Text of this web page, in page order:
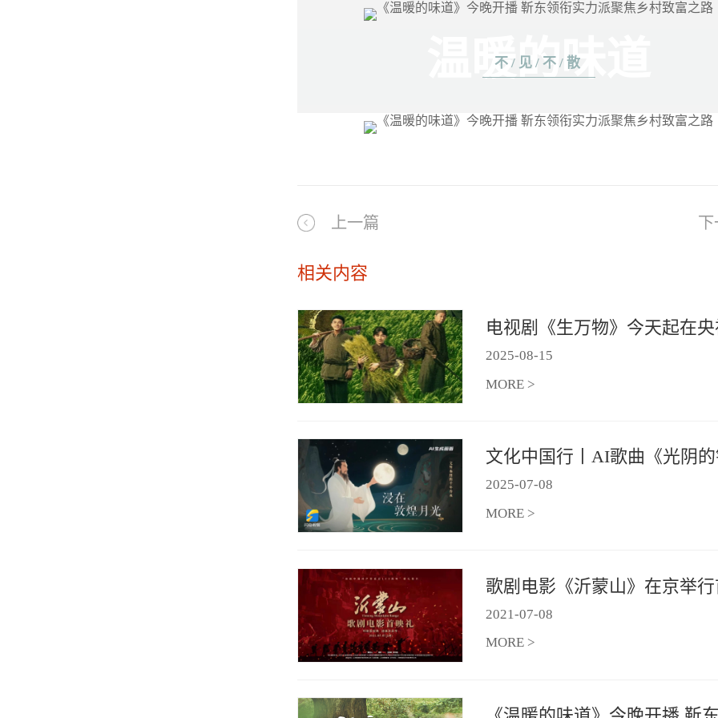
温暖的味道
不/见/不/散
上一篇 下
相关内容
2025-08-15
MORE >
2025-07-08
MORE >
歌剧电影《沂蒙山》在京举
2021-07-08
MORE >